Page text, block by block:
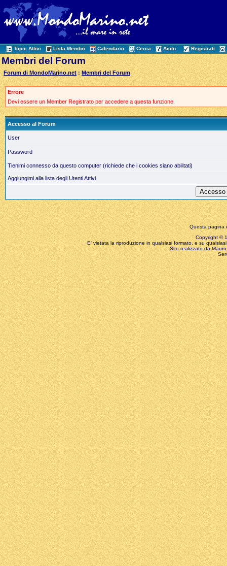
Topic Attivi Lista Membri Calendario Cerca Aiuto Registrati
Membri del Forum
Forum di MondoMarino.net :Membri del Forum
Errore
Devi essere un Member Registrato per accedere a questa funzione.
Accesso al Forum
User
Password
Tienimi connesso da questo computer (richiede che i cookies siano abilitati)
Aggiungimi alla lista degli Utenti Attivi
Questa pagina
Copyright ©
E' vietata la riproduzione in qualsiasi formato, e su
Sito realizzato da